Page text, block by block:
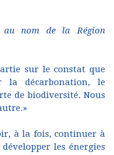
au nom de la Région
sur le constat que
la décarbonation, le
de biodiversité. Nous
à la fois, continuer à
les énergies